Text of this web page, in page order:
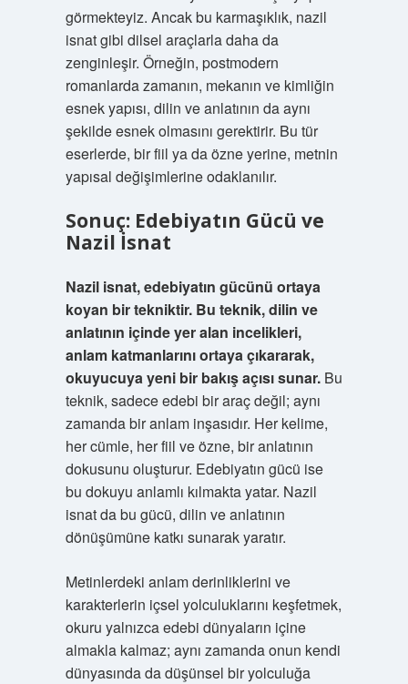
görmekteyiz. Ancak bu karmaşıklık, nazil
isnat gibi dilsel araçlarla daha da
zenginleşir. Örneğin, postmodern
romanlarda zamanın, mekanın ve kimliğin
esnek yapısı, dilin ve anlatının da aynı
şekilde esnek olmasını gerektirir. Bu tür
eserlerde, bir fiil ya da özne yerine, metnin
yapısal değişimlerine odaklanılır.
Sonuç: Edebiyatın Gücü ve
Nazil İsnat
Nazil isnat, edebiyatın gücünü ortaya
koyan bir tekniktir. Bu teknik, dilin ve
anlatının içinde yer alan incelikleri,
anlam katmanlarını ortaya çıkararak,
okuyucuya yeni bir bakış açısı sunar. Bu
teknik, sadece edebi bir araç değil; aynı
zamanda bir anlam inşasıdır. Her kelime,
her cümle, her fiil ve özne, bir anlatının
dokusunu oluşturur. Edebiyatın gücü ise
bu dokuyu anlamlı kılmakta yatar. Nazil
isnat da bu gücü, dilin ve anlatının
dönüşümüne katkı sunarak yaratır.
Metinlerdeki anlam derinliklerini ve
karakterlerin içsel yolculuklarını keşfetmek,
okuru yalnızca edebi dünyaların içine
almakla kalmaz; aynı zamanda onun kendi
dünyasında da düşünsel bir yolculuğa